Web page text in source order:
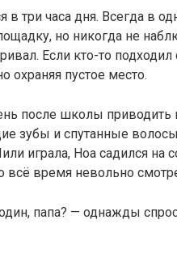
в три часа дня. Всегда в
но никогда не
Если кто-то
охраняя пустое место.
после школы
зубы и спутанные
играла, Ноа садился
всё время невольно
папа? — однажды